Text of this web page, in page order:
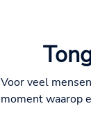
Voor veel
moment waarop